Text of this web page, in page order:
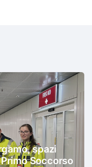
spazi
Soccorso